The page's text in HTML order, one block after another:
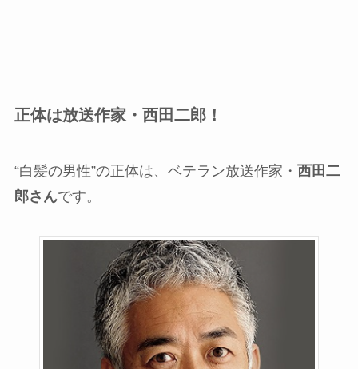
正体は放送作家・西田二郎！
“白髪の男性”の正体は、ベテラン放送作家・ 西田二
郎さんです。